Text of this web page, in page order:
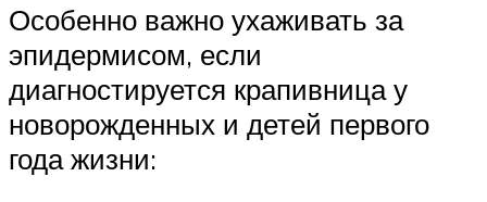
Особенно важно ухаживать за
эпидермисом, если
диагностируется крапивница у
новорожденных и детей первого
года жизни: